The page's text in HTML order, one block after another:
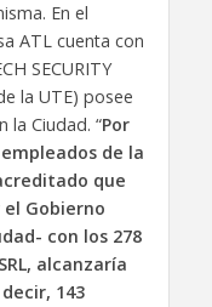
En el
ATL cuenta con
SECURITY
la UTE) posee
la Ciudad. “Por
de la
que
Gobierno
con los 278
alcanzaría
143